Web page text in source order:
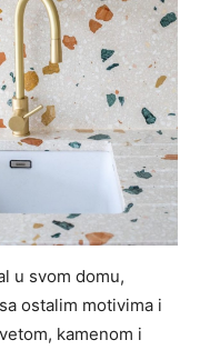
u svom domu,
ostalim motivima i
kamenom i